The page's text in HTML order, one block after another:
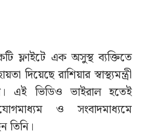
ফ্লাইটে এক অসুস্থ ব্যক্তিতে
দিয়েছে রাশিয়ার স্বাস্থ্যমন্ত্রী
এই ভিডিও ভাইরাল হতেই
ও সংবাদমাধ্যমে
তিনি।